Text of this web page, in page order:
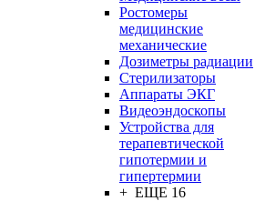
Ростомеры
медицинские
механические
Дозиметры радиации
Стерилизаторы
Аппараты ЭКГ
Видеоэндоскопы
Устройства для
терапевтической
гипотермии и
гипертермии
+ ЕЩЕ 16